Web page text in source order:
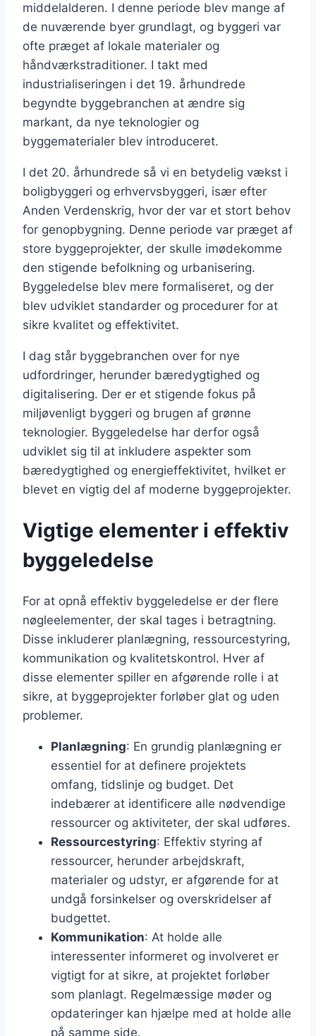
middelalderen. I denne periode blev mange af
de nuværende byer grundlagt, og byggeri var
ofte præget af lokale materialer og
håndværkstraditioner. I takt med
industrialiseringen i det 19. århundrede
begyndte byggebranchen at ændre sig
markant, da nye teknologier og
byggematerialer blev introduceret.
I det 20. århundrede så vi en betydelig vækst i
boligbyggeri og erhvervsbyggeri, især efter
Anden Verdenskrig, hvor der var et stort behov
for genopbygning. Denne periode var præget af
store byggeprojekter, der skulle imødekomme
den stigende befolkning og urbanisering.
Byggeledelse blev mere formaliseret, og der
blev udviklet standarder og procedurer for at
sikre kvalitet og effektivitet.
I dag står byggebranchen over for nye
udfordringer, herunder bæredygtighed og
digitalisering. Der er et stigende fokus på
miljøvenligt byggeri og brugen af grønne
teknologier. Byggeledelse har derfor også
udviklet sig til at inkludere aspekter som
bæredygtighed og energieffektivitet, hvilket er
blevet en vigtig del af moderne byggeprojekter.
Vigtige elementer i effektiv
byggeledelse
For at opnå effektiv byggeledelse er der flere
nøgleelementer, der skal tages i betragtning.
Disse inkluderer planlægning, ressourcestyring,
kommunikation og kvalitetskontrol. Hver af
disse elementer spiller en afgørende rolle i at
sikre, at byggeprojekter forløber glat og uden
problemer.
Planlægning: En grundig planlægning er
essentiel for at definere projektets
omfang, tidslinje og budget. Det
indebærer at identificere alle nødvendige
ressourcer og aktiviteter, der skal udføres.
Ressourcestyring: Effektiv styring af
ressourcer, herunder arbejdskraft,
materialer og udstyr, er afgørende for at
undgå forsinkelser og overskridelser af
budgettet.
Kommunikation: At holde alle
interessenter informeret og involveret er
vigtigt for at sikre, at projektet forløber
som planlagt. Regelmæssige møder og
opdateringer kan hjælpe med at holde alle
på samme side.